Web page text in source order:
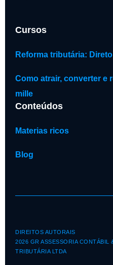
Cursos
Reforma tributária:
Como atrair, converter e
mille
Conteúdos
Materias ricos
Blog
DIREITOS AUTORAIS
2026 GR ASSESSORIA CONTÁBIL
TRIBUTÁRIA LTDA